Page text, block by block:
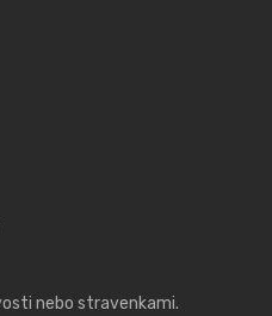
nebo stravenkami.